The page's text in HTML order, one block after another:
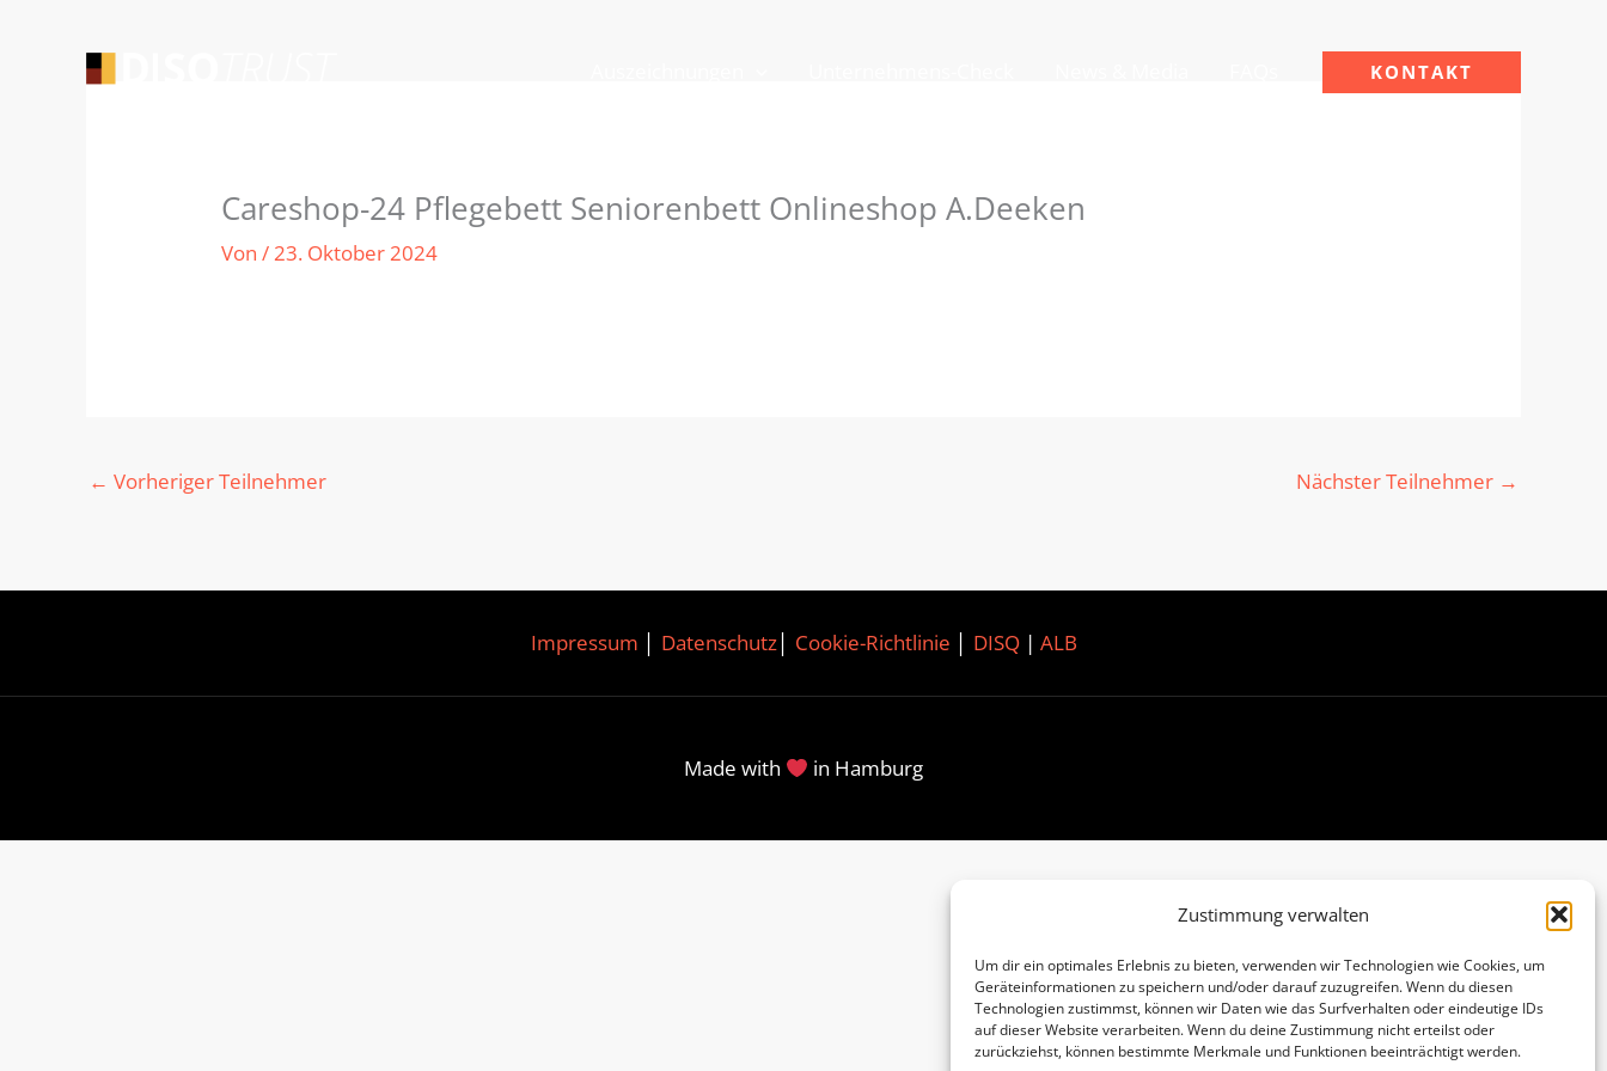
Zustimmung verwalten
Um dir ein optimales Erlebnis zu bieten, verwenden wir Technologien wie Cookies, um
Geräteinformationen zu speichern und/oder darauf zuzugreifen. Wenn du diesen
Technologien zustimmst, können wir Daten wie das Surfverhalten oder eindeutige IDs
auf dieser Website verarbeiten. Wenn du deine Zustimmung nicht erteilst oder
zurückziehst, können bestimmte Merkmale und Funktionen beeinträchtigt werden.
KONTAKT
Careshop-24 Pflegebett Seniorenbett Onlineshop A.Deeken
Von/23. Oktober 2024
← Vorheriger Teilnehmer Nächster Teilnehmer →
Impressum Datenschutz│ Cookie-Richtlinie DISQ| ALB
Made with in Hamburg